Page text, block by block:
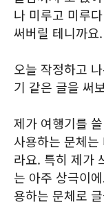
나 미루고 미루
써버릴 테니까요.
오늘 작정하고
기 같은 글을 써
제가 여행기를
사용하는 문체
라요. 특히 제가
는 아주 상극이
용하는 문체로